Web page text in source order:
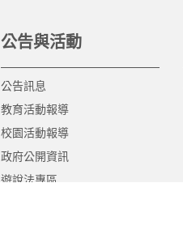
公告與活動
公告訊息
教育活動報導
校園活動報導
政府公開資訊
遊說法專區